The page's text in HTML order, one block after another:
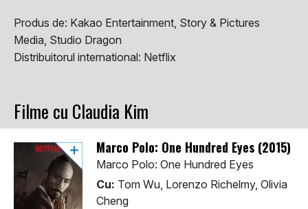
Produs de: Kakao Entertainment, Story & Pictures
Media, Studio Dragon
Distribuitorul international: Netflix
Filme cu Claudia Kim
Marco Polo: One Hundred Eyes (2015)
Marco Polo: One Hundred Eyes
Cu: Tom Wu, Lorenzo Richelmy, Olivia
Cheng